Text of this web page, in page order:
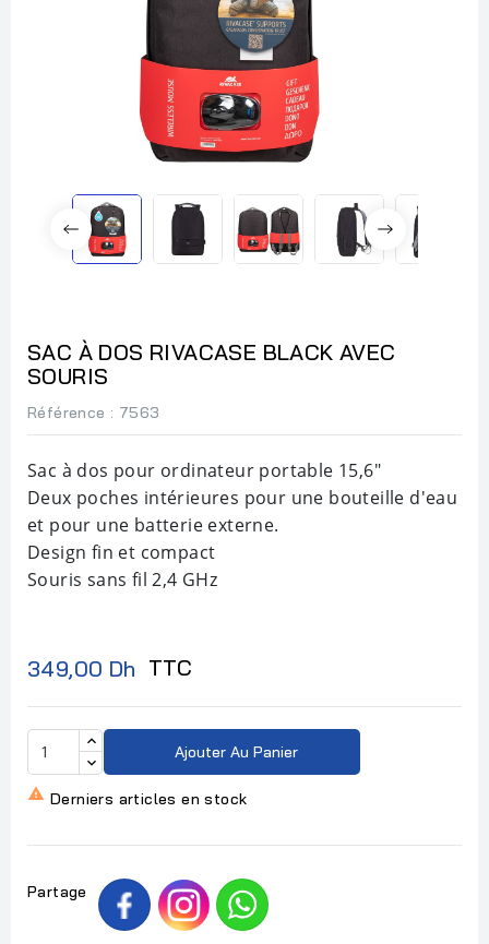
SAC À DOS RIVACASE BLACK AVEC
SOURIS
Référence : 7563
Sac à dos pour ordinateur portable 15,6"
Deux poches intérieures pour une bouteille d'eau
et pour une batterie externe.
Design fin et compact
Souris sans fil 2,4 GHz
349,00 Dh TTC
Ajouter Au Panier
 Derniers articles en stock
Partage